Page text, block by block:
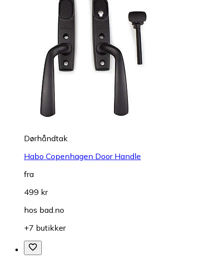
Dørhåndtak
Habo Copenhagen Door Handle
fra
499 kr
hos bad.no
+7 butikker